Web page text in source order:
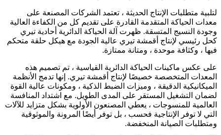
لتلبية متطلبات الإنتاج الحديثة ، تعتمد الشركات المصنعة على
معدات الحياكة المتقدمة القادرة على تقديم كل من الكفاءة العالية
وجودة النسيج المتسقة. ظهرت آلة الحياكة الدائرية أحادية تيري
كحل رئيسي لإنتاج أقمشة تيري عالية الجودة مع هيكل حلقة متحكم
فيها ، وكثافة موحدة ، ومتانة ممتازة.
على عكس ماكينات الحياكة الدائرية القياسية ، تم تصميم هذه
المعدات المتخصصة خصيصًا لإنتاج أقمشة تيري. إنها تدمج الأنظمة
الميكانيكية الدقيقة ، وميزات الضبط الذكية ، ومكونات عالية القوة
لضمان التشغيل المستقر على المدى الطويل. مع اشتداد المنافسة
العالمية للمنسوجات ، يعطي المصنعون الأولوية بشكل متزايد للآلات
التي لا توفر الإنتاجية فحسب ، بل توفر أيضًا المرونة والموثوقية
ومتطلبات الصيانة المنخفضة.